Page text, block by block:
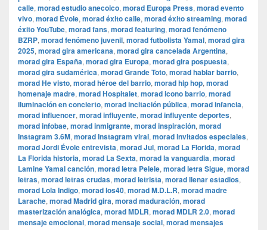
calle, morad estudio anecoico, morad Europa Press, morad evento
vivo, morad Évole, morad éxito calle, morad éxito streaming, morad
éxito YouTube, morad fans, morad featuring, morad fenómeno
BZRP, morad fenómeno juvenil, morad futbolista Yamal, morad gira
2025, morad gira americana, morad gira cancelada Argentina,
morad gira España, morad gira Europa, morad gira pospuesta,
morad gira sudamérica, morad Grande Toto, morad hablar barrio,
morad He visto, morad héroe del barrio, morad hip hop, morad
homenaje madre, morad Hospitalet, morad icono barrio, morad
iluminación en concierto, morad incitación pública, morad infancia,
morad influencer, morad influyente, morad influyente deportes,
morad infobae, morad inmigrante, morad inspiración, morad
Instagram 3.6M, morad Instagram viral, morad invitados especiales,
morad Jordi Évole entrevista, morad Jul, morad La Florida, morad
La Florida historia, morad La Sexta, morad la vanguardia, morad
Lamine Yamal canción, morad letra Pelele, morad letra Sigue, morad
letras, morad letras crudas, morad letrista, morad llenar estadios,
morad Lola Indigo, morad los40, morad M.D.L.R, morad madre
Larache, morad Madrid gira, morad maduración, morad
masterización analógica, morad MDLR, morad MDLR 2.0, morad
mensaje emocional, morad mensaje social, morad mensajes